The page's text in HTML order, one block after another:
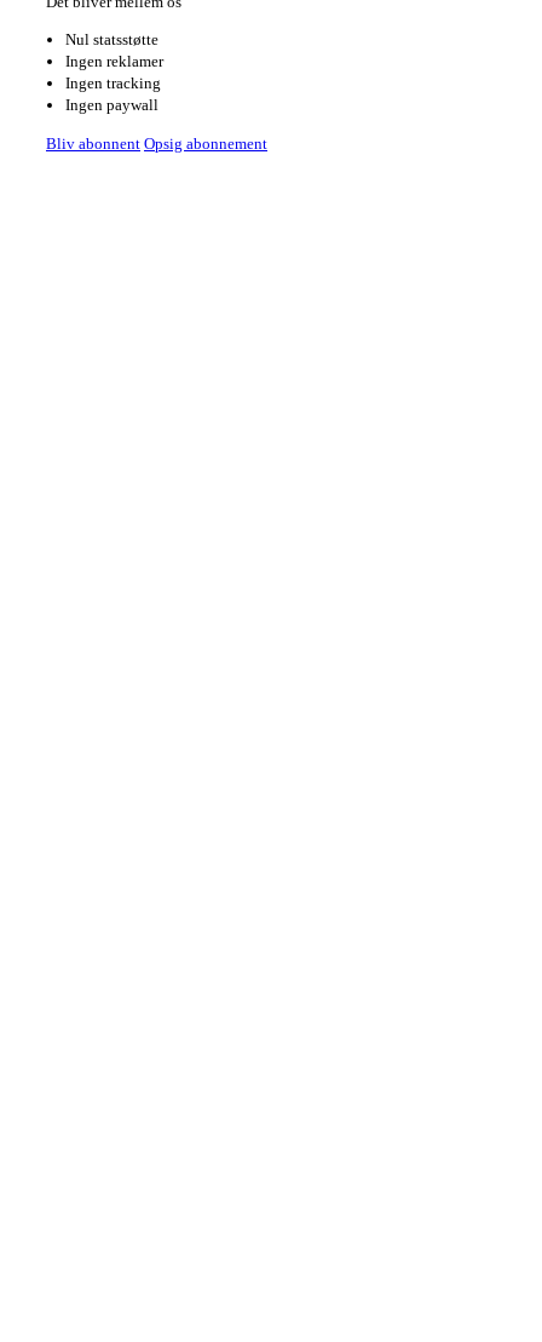
Nul statsstøtte
Ingen reklamer
Ingen tracking
Ingen paywall
Bliv abonnent Opsig abonnement